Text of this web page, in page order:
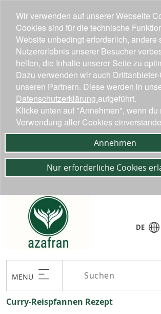
DE
MENU
Curry-Reispfannen Rezept
Wir verwenden auf unserer Webseite
Cookies sind für die technische
Website unbedingt erforderlich, andere
Nutzererlebnis unserer Besucher
helfen, die Inhalte unserer Seite zu
Dazu verwenden wir auch
unseren Partnern. Diese werden in
Datenschutzerklärung aufgeführt.
Klicke unten auf "Annehmen", wenn du
Verwendung aller Cookies
Annehmen
Nur erforderliche Cookies